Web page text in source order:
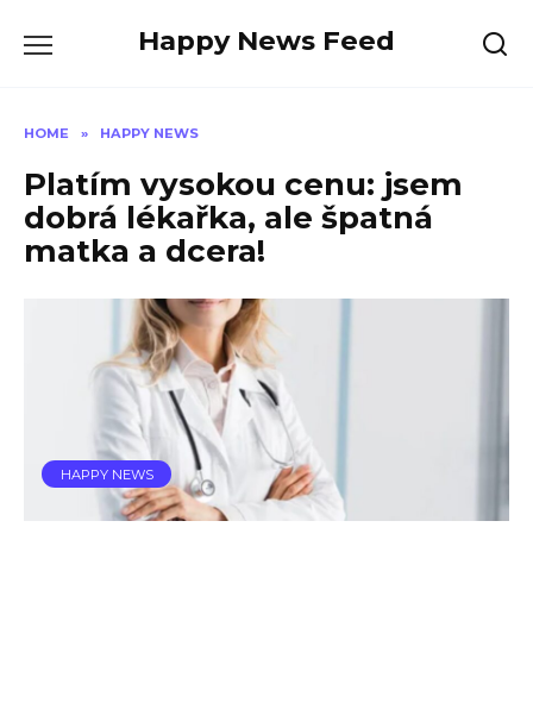
Happy News Feed
HOME » HAPPY NEWS
Platím vysokou cenu: jsem
dobrá lékařka, ale špatná
matka a dcera!
HAPPY NEWS